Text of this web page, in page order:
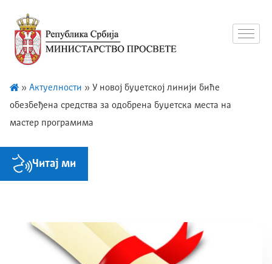
» Актуелности » У новој буџетској линији биће
обезбеђена средства за одобрена буџетска места на
мастер програмима
Читај ми